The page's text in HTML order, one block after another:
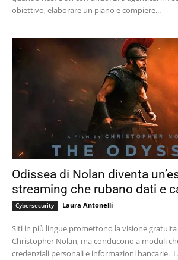
obiettivo, elaborare un piano e compiere...
Odissea di Nolan diventa
streaming che rubano dati e
Cybersecurity Laura Antonelli
Siti in più lingue promettono la visione
Christopher Nolan, ma conducono a moduli